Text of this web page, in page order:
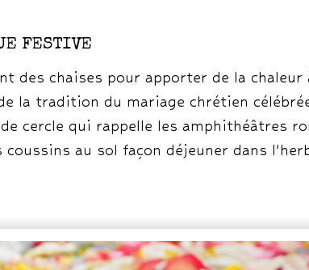
FESTIVE
des chaises pour apporter de la chaleur
la tradition du mariage chrétien
cercle qui rappelle les amphithéâtres
au sol façon déjeuner dans